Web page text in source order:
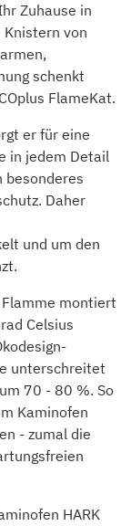
Zuhause in
von
schenkt
FlameKat.
er für eine
in jedem Detail
besonderes
Daher
und um den
montiert
Celsius
unterschreitet
70 - 80 %. So
Kaminofen
- zumal die
HARK